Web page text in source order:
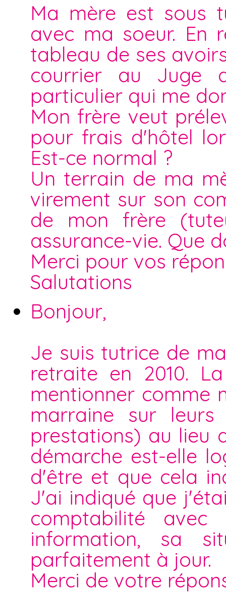
Ma mère est sous
avec ma soeur. En
tableau de ses
courrier au Juge
particulier qui me
Mon frère veut
pour frais d'hôtel
Est-ce normal ?
Un terrain de ma
virement sur son
de mon frère
assurance-vie. Que
Merci pour vos
Salutations
Bonjour,
Je suis tutrice de
retraite en 2010.
mentionner comme
marraine sur
prestations) au lieu
démarche est-elle
d'être et que cela
J'ai indiqué que
comptabilité
information, sa
parfaitement à jour.
Merci de votre